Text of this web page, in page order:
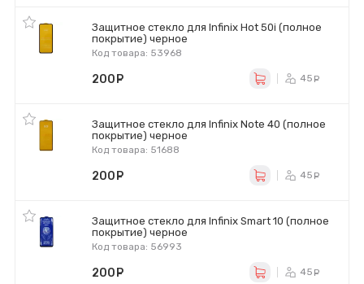
Защитное стекло для Infinix Hot 50i (полное
покрытие) черное
Код товара: 53968
200 45
Защитное стекло для Infinix Note 40 (полное
покрытие) черное
Код товара: 51688
200 45
Защитное стекло для Infinix Smart 10 (полное
покрытие) черное
Код товара: 56993
200 45